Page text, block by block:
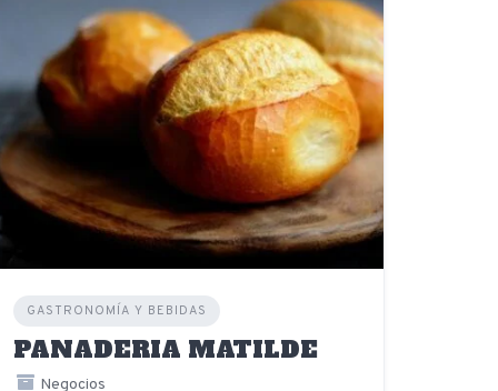
GASTRONOMÍA Y BEBIDAS
PANADERIA MATILDE
Negocios